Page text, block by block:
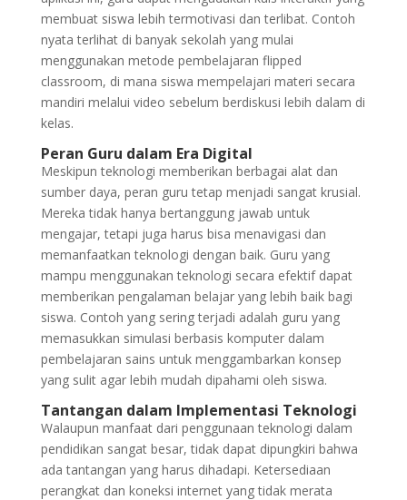
membuat siswa lebih termotivasi dan terlibat. Contoh
nyata terlihat di banyak sekolah yang mulai
menggunakan metode pembelajaran flipped
classroom, di mana siswa mempelajari materi secara
mandiri melalui video sebelum berdiskusi lebih dalam di
kelas.
Peran Guru dalam Era Digital
Meskipun teknologi memberikan berbagai alat dan
sumber daya, peran guru tetap menjadi sangat krusial.
Mereka tidak hanya bertanggung jawab untuk
mengajar, tetapi juga harus bisa menavigasi dan
memanfaatkan teknologi dengan baik. Guru yang
mampu menggunakan teknologi secara efektif dapat
memberikan pengalaman belajar yang lebih baik bagi
siswa. Contoh yang sering terjadi adalah guru yang
memasukkan simulasi berbasis komputer dalam
pembelajaran sains untuk menggambarkan konsep
yang sulit agar lebih mudah dipahami oleh siswa.
Tantangan dalam Implementasi Teknologi
Walaupun manfaat dari penggunaan teknologi dalam
pendidikan sangat besar, tidak dapat dipungkiri bahwa
ada tantangan yang harus dihadapi. Ketersediaan
perangkat dan koneksi internet yang tidak merata